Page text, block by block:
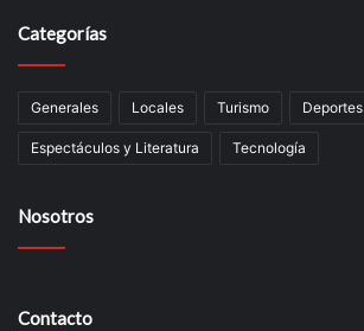
Categorías
Generales Locales Turismo Deportes
Espectáculos y Literatura Tecnología
Nosotros
Contacto